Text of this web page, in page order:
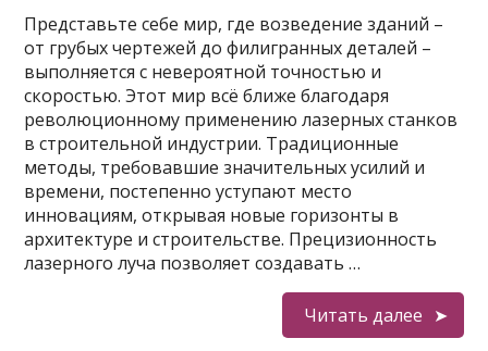
Представьте себе мир, где возведение зданий –
от грубых чертежей до филигранных деталей –
выполняется с невероятной точностью и
скоростью. Этот мир всё ближе благодаря
революционному применению лазерных станков
в строительной индустрии. Традиционные
методы, требовавшие значительных усилий и
времени, постепенно уступают место
инновациям, открывая новые горизонты в
архитектуре и строительстве. Прецизионность
лазерного луча позволяет создавать …
Читать далее